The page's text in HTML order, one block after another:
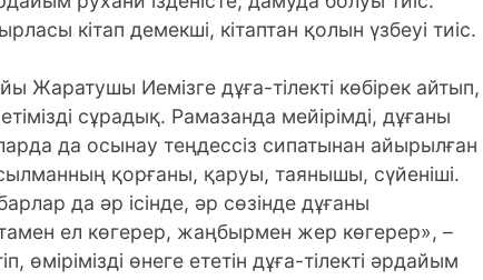
кітап демекші, кітаптан қолын үзбеуі тиіс.
Жаратушы Иемізге дұға-тілекті көбірек айтып,
сұрадық. Рамазанда мейірімді, дұғаны
да осынау теңдессіз сипатынан айырылған
қорғаны, қаруы, таянышы, сүйеніші.
да әр ісінде, әр сөзінде дұғаны
ел көгерер, жаңбырмен жер көгерер», –
өмірімізді өнеге ететін дұға-тілекті әрдайым